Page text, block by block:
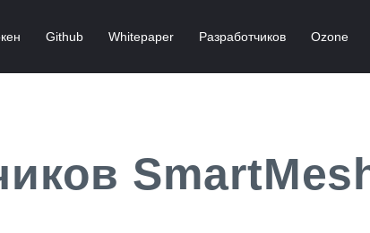
Github Whitepaper Разработчиков Ozone